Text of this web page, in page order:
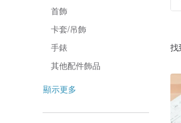
首飾
卡套/吊飾
手錶
其他配件飾品
顯示更多
找